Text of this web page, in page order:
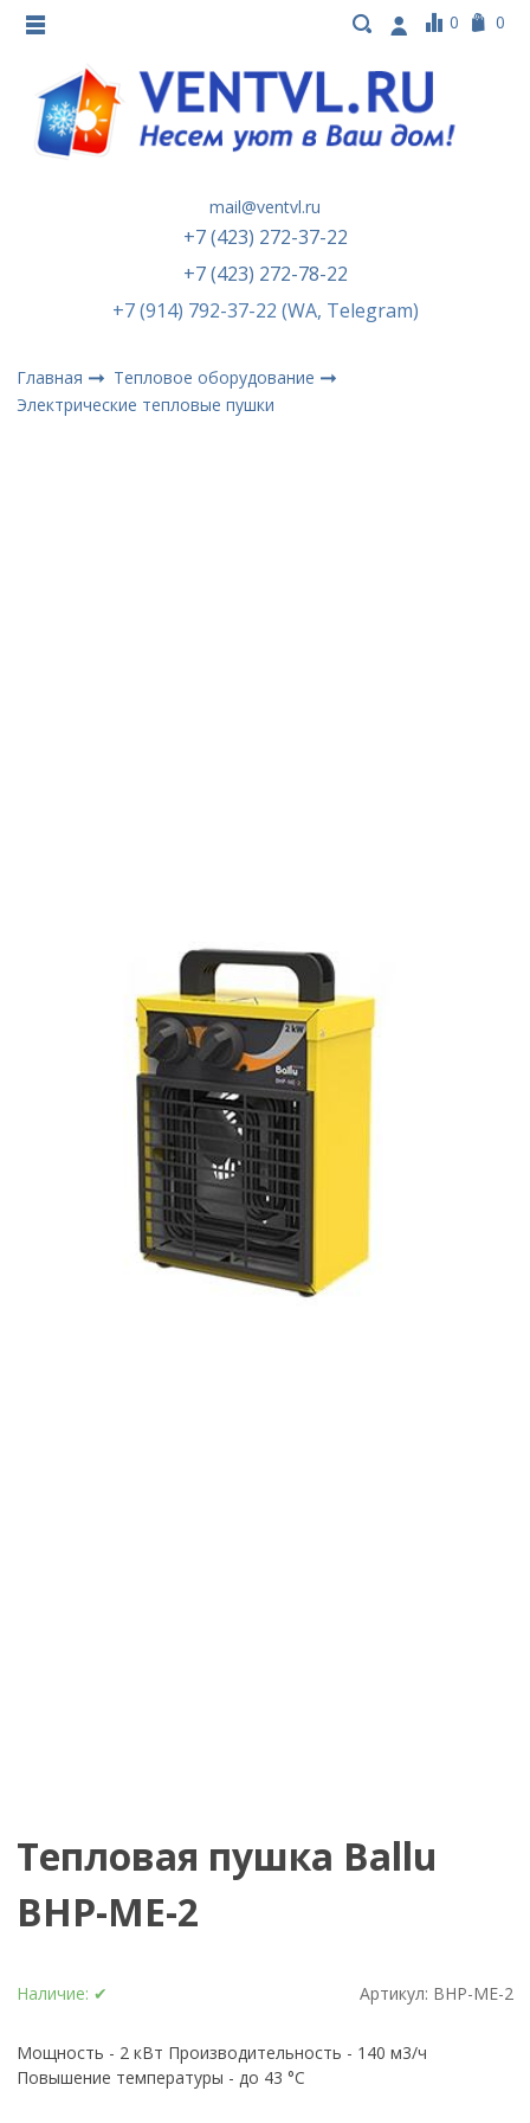
0 0
mail@ventvl.ru
+7 (423) 272-37-22
+7 (423) 272-78-22
+7 (914) 792-37-22 (WA, Telegram)
Главная
Тепловое оборудование
Электрические тепловые пушки
Тепловая пушка Ballu
BHP-ME-2
Наличие: ✔ Артикул: BHP-ME-2
Мощность - 2 кВт Производительность - 140 м3/ч
Повышение температуры - до 43 °С